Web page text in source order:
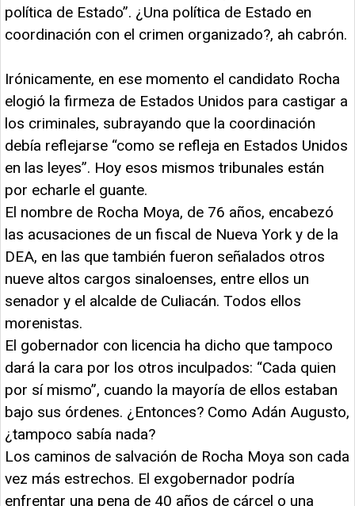
política de Estado”. ¿Una política de Estado en
coordinación con el crimen organizado?, ah cabrón.
Irónicamente, en ese momento el candidato Rocha
elogió la firmeza de Estados Unidos para castigar a
los criminales, subrayando que la coordinación
debía reflejarse “como se refleja en Estados Unidos
en las leyes”. Hoy esos mismos tribunales están
por echarle el guante.
El nombre de Rocha Moya, de 76 años, encabezó
las acusaciones de un fiscal de Nueva York y de la
DEA, en las que también fueron señalados otros
nueve altos cargos sinaloenses, entre ellos un
senador y el alcalde de Culiacán. Todos ellos
morenistas.
El gobernador con licencia ha dicho que tampoco
dará la cara por los otros inculpados: “Cada quien
por sí mismo”, cuando la mayoría de ellos estaban
bajo sus órdenes. ¿Entonces? Como Adán Augusto,
¿tampoco sabía nada?
Los caminos de salvación de Rocha Moya son cada
vez más estrechos. El exgobernador podría
enfrentar una pena de 40 años de cárcel o una